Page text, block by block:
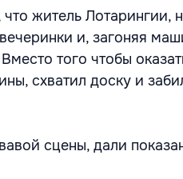
житель Лотарингии,
и, загоняя
того чтобы
схватил доску и
сцены, дали